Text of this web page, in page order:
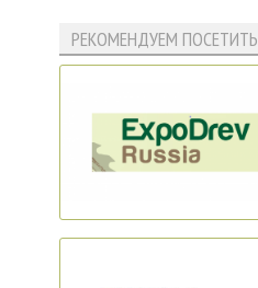
РЕКОМЕНДУЕМ ПОСЕТИТЬ